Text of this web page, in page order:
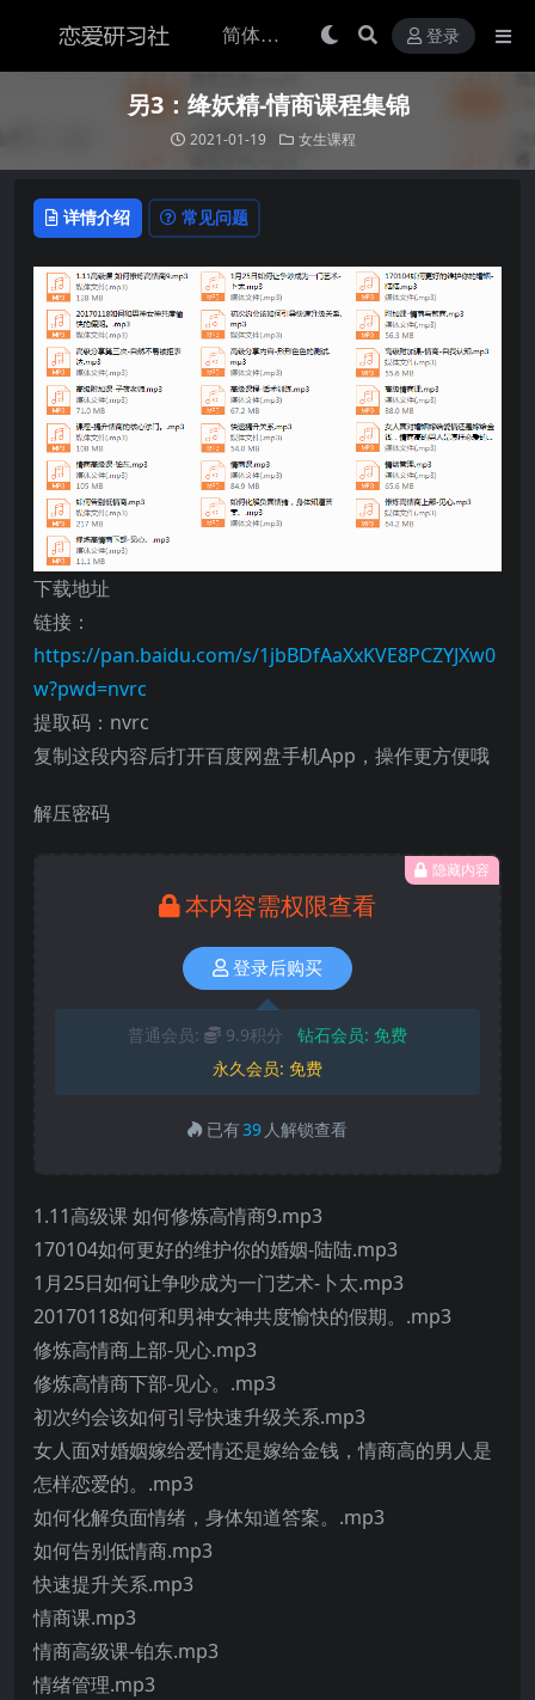
登录
另3：绛妖精-情商课程集锦
2021-01-19 女生课程
详情介绍 常见问题
下载地址
链接：
https://pan.baidu.com/s/1jbBDfAaXxKVE8PCZYJXw0
w?pwd=nvrc
提取码：nvrc
复制这段内容后打开百度网盘手机App，操作更方便哦
解压密码
隐藏内容
本内容需权限查看
登录后购买
普通会员: 9.9积分 钻石会员: 免费
永久会员: 免费
已有39 人解锁查看
1.11高级课 如何修炼高情商9.mp3
170104如何更好的维护你的婚姻-陆陆.mp3
1月25日如何让争吵成为一门艺术-卜太.mp3
20170118如何和男神女神共度愉快的假期。.mp3
修炼高情商上部-见心.mp3
修炼高情商下部-见心。.mp3
初次约会该如何引导快速升级关系.mp3
女人面对婚姻嫁给爱情还是嫁给金钱，情商高的男人是
怎样恋爱的。.mp3
如何化解负面情绪，身体知道答案。.mp3
如何告别低情商.mp3
快速提升关系.mp3
情商课.mp3
情商高级课-铂东.mp3
情绪管理.mp3